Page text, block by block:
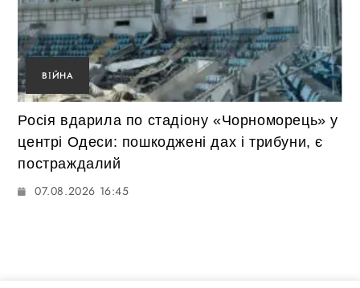
ВІЙНА
Росія вдарила по стадіону «Чорноморець» у
центрі Одеси: пошкоджені дах і трибуни, є
постраждалий
07.08.2026 16:45